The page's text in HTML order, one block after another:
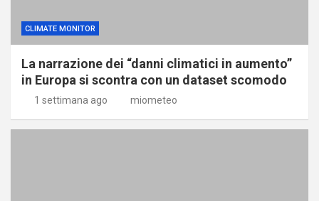
CLIMATE MONITOR
La narrazione dei “danni climatici in aumento”
in Europa si scontra con un dataset scomodo
1 settimana ago miometeo